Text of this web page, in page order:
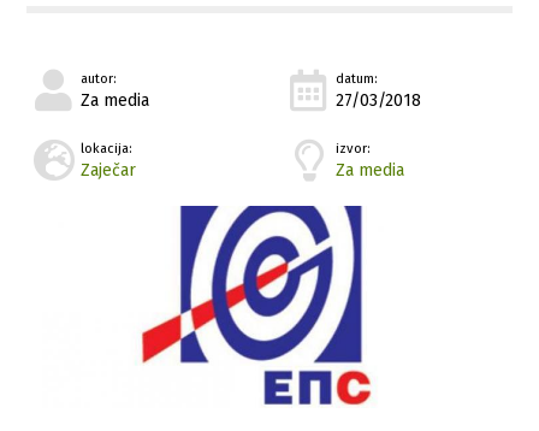
autor:
Za media
datum:
27/03/2018
lokacija:
Zaječar
izvor:
Za media